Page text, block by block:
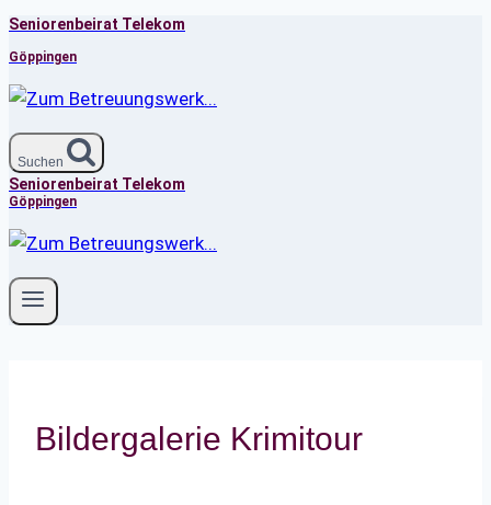
Zum
Inhalt
springen
Seniorenbeirat Telekom
Göppingen
Suchen
Seniorenbeirat Telekom
Göppingen
Bildergalerie Krimitour